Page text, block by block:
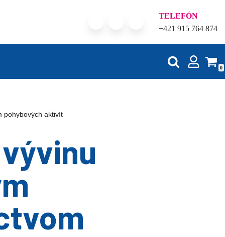
TELEFÓN
+421 915 764 874
0
pohybových aktivít